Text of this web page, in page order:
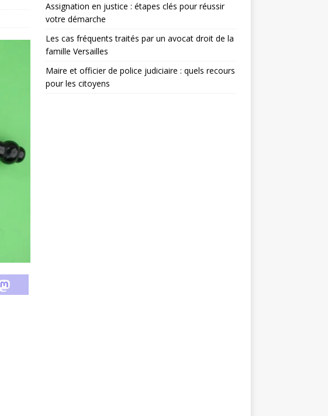
Assignation en justice : étapes clés pour réussir
votre démarche
Les cas fréquents traités par un avocat droit de la
famille Versailles
Maire et officier de police judiciaire : quels recours
pour les citoyens